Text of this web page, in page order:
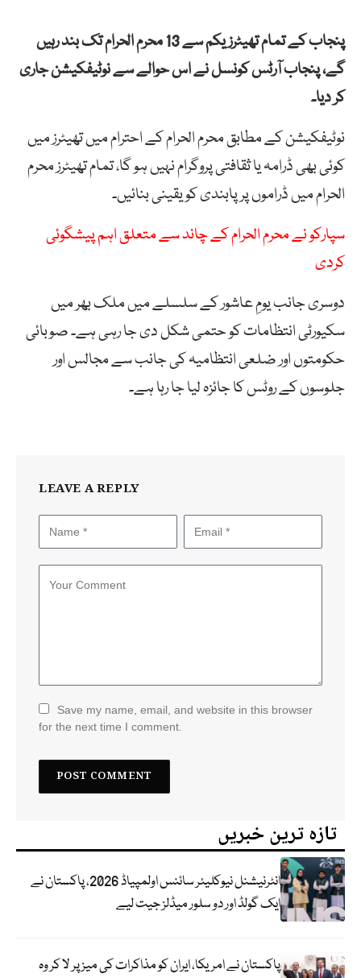
پنجاب کے تمام تھیٹرز یکم سے 13 محرم الحرام تک بند رہیں
گے، پنجاب آرٹس کونسل نے اس حوالے سے نوٹیفکیشن جاری
کر دیا۔
نوٹیفکیشن کے مطابق محرم الحرام کے احترام میں تھیٹرز میں
کوئی بھی ڈرامہ یا ثقافتی پروگرام نہیں ہو گا، تمام تھیٹرز محرم
الحرام میں ڈراموں پر پابندی کو یقینی بنائیں۔
سپارکو نے محرم الحرام کے چاند سے متعلق اہم پیشگوئی
کردی
دوسری جانب یومِ عاشور کے سلسلے میں ملک بھر میں
سکیورٹی انتظامات کو حتمی شکل دی جا رہی ہے۔ صوبائی
حکومتوں اور ضلعی انتظامیہ کی جانب سے مجالس اور
جلوسوں کے روٹس کا جائزہ لیا جا رہا ہے۔
LEAVE A REPLY
Save my name, email, and website in this browser
for the next time I comment.
تازہ ترین خبریں
انٹرنیشنل نیوکلیئر سائنس اولمپیاڈ 2026، پاکستان نے
ایک گولڈ اور دو سلور میڈلز جیت لیے
پاکستان نے امریکا، ایران کو مذاکرات کی میز پر لا کر وہ